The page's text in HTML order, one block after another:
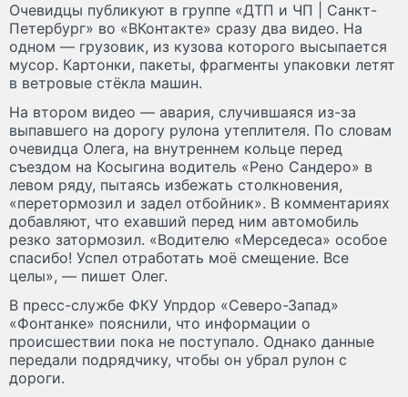
Очевидцы публикуют в группе «ДТП и ЧП | Санкт-
Петербург» во «ВКонтакте» сразу два видео. На
одном — грузовик, из кузова которого высыпается
мусор. Картонки, пакеты, фрагменты упаковки летят
в ветровые стёкла машин.
На втором видео — авария, случившаяся из-за
выпавшего на дорогу рулона утеплителя. По словам
очевидца Олега, на внутреннем кольце перед
съездом на Косыгина водитель «Рено Сандеро» в
левом ряду, пытаясь избежать столкновения,
«перетормозил и задел отбойник». В комментариях
добавляют, что ехавший перед ним автомобиль
резко затормозил. «Водителю «Мерседеса» особое
спасибо! Успел отработать моё смещение. Все
целы», — пишет Олег.
В пресс-службе ФКУ Упрдор «Северо-Запад»
«Фонтанке» пояснили, что информации о
происшествии пока не поступало. Однако данные
передали подрядчику, чтобы он убрал рулон с
дороги.